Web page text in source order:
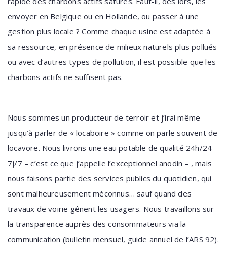
envoyer en Belgique ou en Hollande, ou passer à une
gestion plus locale ? Comme chaque usine est adaptée à
sa ressource, en présence de milieux naturels plus pollués
ou avec d’autres types de pollution, il est possible que les
charbons actifs ne suffisent pas.
Nous sommes un producteur de terroir et j’irai même
jusqu’à parler de « locaboire » comme on parle souvent de
locavore. Nous livrons une eau potable de qualité 24h/24
7j/7 – c’est ce que j’appelle l’exceptionnel anodin – , mais
nous faisons partie des services publics du quotidien, qui
sont malheureusement méconnus… sauf quand des
travaux de voirie gênent les usagers. Nous travaillons sur
la transparence auprès des consommateurs via la
communication (bulletin mensuel, guide annuel de l’ARS 92).